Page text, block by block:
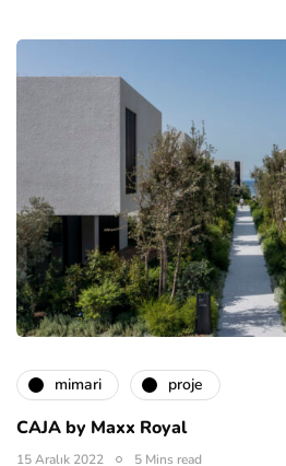
mimari proje
CAJA by Maxx Royal
15 Aralık 2022 5 Mins read